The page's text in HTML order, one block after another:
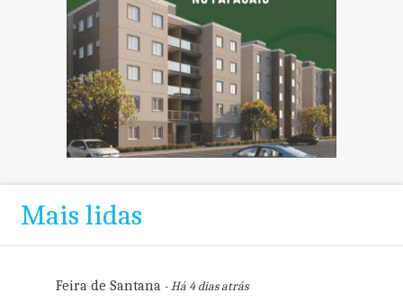
Mais lidas
Feira de Santana- Há 4 dias atrás